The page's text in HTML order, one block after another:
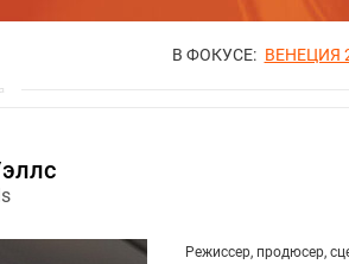
В ФОКУСЕ: ВЕНЕЦИЯ
Режиссер, продюсер,